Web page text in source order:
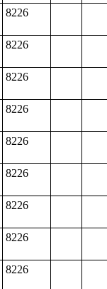
8226
8226
8226
8226
8226
8226
8226
8226
8226